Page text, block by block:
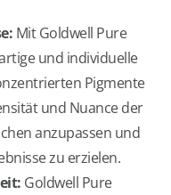
Mit Goldwell Pure
und individuelle
Pigmente
und Nuance der
anzupassen und
zu erzielen.
Goldwell Pure